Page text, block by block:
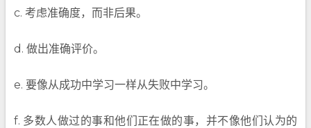
c. 考虑准确度，而非后果。
d. 做出准确评价。
e. 要像从成功中学习一样从失败中学习。
f. 多数人做过的事和他们正在做的事，并不像他们认为的